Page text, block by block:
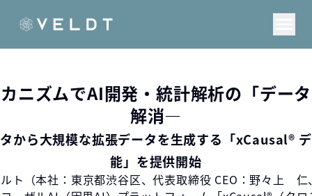
ニズムでAI開発・統計解析の「デー
解消―
から大規模な拡張データを生成する「xCausal®︎
能」を提供開始
ト（本社：東京都渋谷区、代表取締役 CEO：野々上 仁